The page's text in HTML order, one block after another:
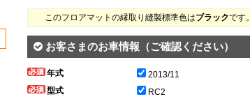
このフロアマットの縁取り縫製標準色はブラックです。
お客さまのお車情報（ご確認ください）
年式
2013/11
型式
RC2